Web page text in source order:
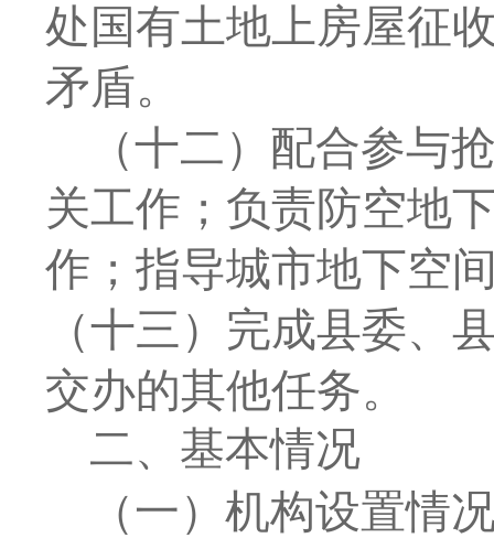
处国有土地上房屋征
矛盾。
（十二）配合参与
关工作；负责防空地
作；指导城市地下空
（十三）完成县委、
交办的其他任务。
二、 基本情况
（一）机构设置情